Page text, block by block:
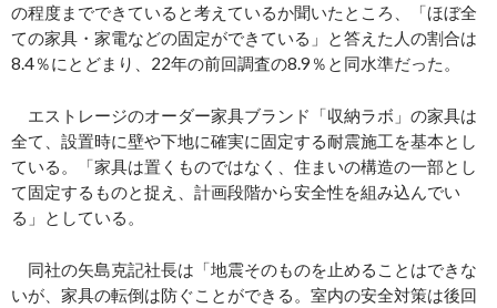
の程度までできていると考えているか聞いたところ、「ほぼ全
ての家具・家電などの固定ができている」と答えた人の割合は
8.4％にとどまり、22年の前回調査の8.9％と同水準だった。
エストレージのオーダー家具ブランド「収納ラボ」の家具は
全て、設置時に壁や下地に確実に固定する耐震施工を基本とし
ている。「家具は置くものではなく、住まいの構造の一部とし
て固定するものと捉え、計画段階から安全性を組み込んでい
る」としている。
同社の矢島克記社長は「地震そのものを止めることはできな
いが、家具の転倒は防ぐことができる。室内の安全対策は後回